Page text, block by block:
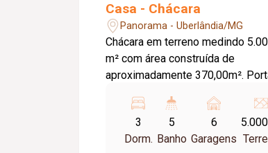
Casa - Chácara
Panorama - Uberlândia/MG
Chácara em terreno medindo
m² com área construída de
aproximadamente 370,00m².
Varanda em torno de Toda a casa
principal. Área de churrasqueira
próximo à Piscina. Unidade separada
3
Dorm.
5
Banho
6
Garagens